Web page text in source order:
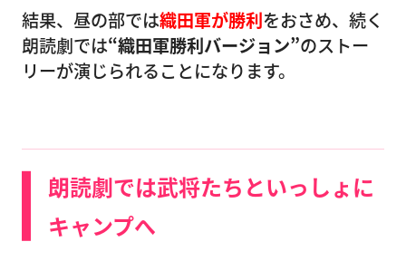
結果、昼の部では織田軍が勝利をおさめ、続く
朗読劇では“織田軍勝利バージョン”のストー
リーが演じられることになります。
朗読劇では武将たちといっしょに
キャンプへ